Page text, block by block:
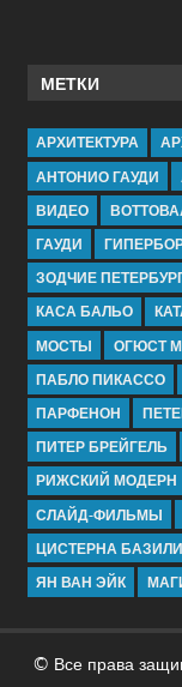
МЕТКИ
АРХИТЕКТУРА
АНТОНИО ГАУДИ
ВИДЕО
ГАУДИ
ЗОДЧИЕ
КАСА БАЛЬО
МОСТЫ
ОГЮСТ
ПАБЛО ПИКАССО
ПАРФЕНОН
ПИТЕР БРЕЙГЕЛЬ
РИЖСКИЙ МОДЕРН
СЛАЙД-ФИЛЬМЫ
ЦИСТЕРНА
ЯН ВАН ЭЙК
© Все права